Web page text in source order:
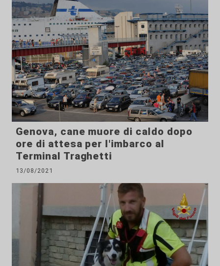
Genova, cane muore di caldo dopo
ore di attesa per l'imbarco al
Terminal Traghetti
13/08/2021